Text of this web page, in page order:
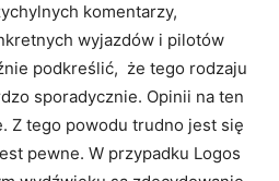
komentarzy,
wyjazdów i pilotów
podkreślić, że tego rodzaju
sporadycznie. Opinii na ten
Z tego powodu trudno jest się
pewne. W przypadku Logos